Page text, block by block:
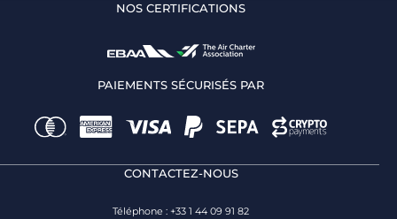
NOS CERTIFICATIONS
PAIEMENTS SÉCURISÉS PAR
CONTACTEZ-NOUS
Téléphone : +33 1 44 09 91 82